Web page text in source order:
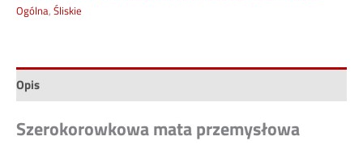
Ogólna, Śliskie
Opis
Szerokorowkowa mata przemysłowa